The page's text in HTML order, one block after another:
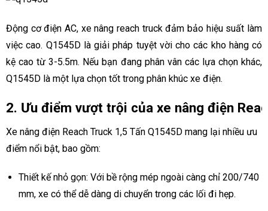
Động cơ điện AC, xe nâng reach truck đảm bảo hiệu suất làm
việc cao. Q1545D là giải pháp tuyệt vời cho các kho hàng có
kệ cao từ 3-5.5m. Nếu bạn đang phân vân các lựa chọn khác,
Q1545D là một lựa chọn tốt trong phân khúc xe điện.
2. Ưu điểm vượt trội của xe nâng điện
Xe nâng điện Reach Truck 1,5 Tấn Q1545D mang lại nhiều ưu
điểm nổi bật, bao gồm:
Thiết kế nhỏ gọn: Với bề rộng mép ngoài càng chỉ 200/740
mm, xe có thể dễ dàng di chuyển trong các lối đi hẹp.